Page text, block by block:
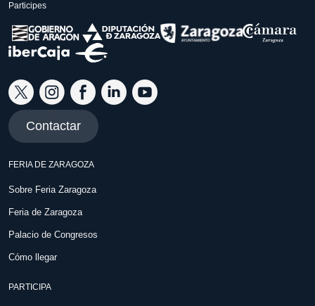
Participes
Contactar
FERIA DE ZARAGOZA
Sobre Feria Zaragoza
Feria de Zaragoza
Palacio de Congresos
Cómo llegar
PARTICIPA